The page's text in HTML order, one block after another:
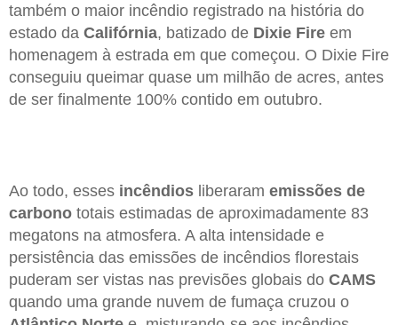
também o maior incêndio registrado na história do
estado da Califórnia, batizado de Dixie Fire em
homenagem à estrada em que começou. O Dixie Fire
conseguiu queimar quase um milhão de acres, antes
de ser finalmente 100% contido em outubro.
Ao todo, esses incêndios liberaram emissões de
carbono totais estimadas de aproximadamente 83
megatons na atmosfera. A alta intensidade e
persistência das emissões de incêndios florestais
puderam ser vistas nas previsões globais do CAMS
quando uma grande nuvem de fumaça cruzou o